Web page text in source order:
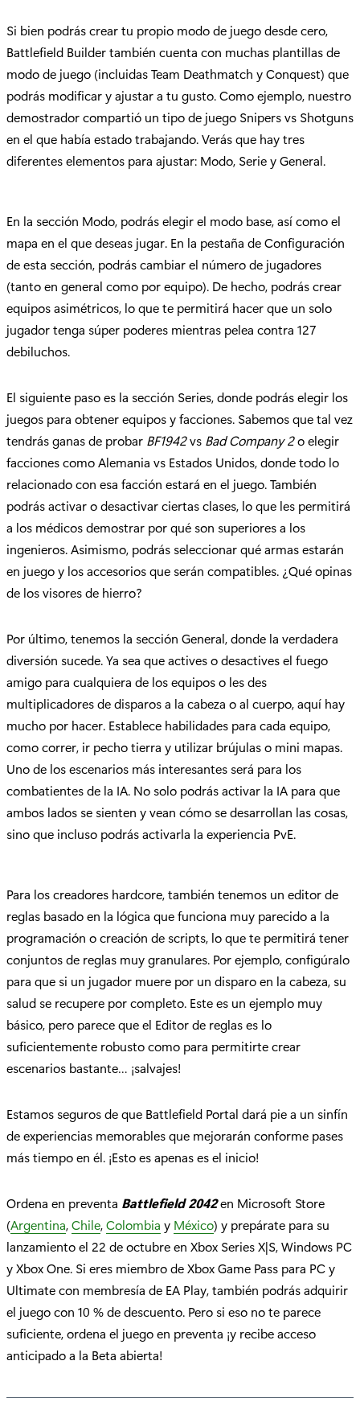
Si bien podrás crear tu propio modo de juego desde cero,
Battlefield Builder también cuenta con muchas plantillas de
modo de juego (incluidas Team Deathmatch y Conquest) que
podrás modificar y ajustar a tu gusto. Como ejemplo, nuestro
demostrador compartió un tipo de juego Snipers vs Shotguns
en el que había estado trabajando. Verás que hay tres
diferentes elementos para ajustar: Modo, Serie y General.
En la sección Modo, podrás elegir el modo base, así como el
mapa en el que deseas jugar. En la pestaña de Configuración
de esta sección, podrás cambiar el número de jugadores
(tanto en general como por equipo). De hecho, podrás crear
equipos asimétricos, lo que te permitirá hacer que un solo
jugador tenga súper poderes mientras pelea contra 127
debiluchos.
El siguiente paso es la sección Series, donde podrás elegir los
juegos para obtener equipos y facciones. Sabemos que tal vez
tendrás ganas de probar BF1942vs Bad Company 2o elegir
facciones como Alemania vs Estados Unidos, donde todo lo
relacionado con esa facción estará en el juego. También
podrás activar o desactivar ciertas clases, lo que les permitirá
a los médicos demostrar por qué son superiores a los
ingenieros. Asimismo, podrás seleccionar qué armas estarán
en juego y los accesorios que serán compatibles. ¿Qué opinas
de los visores de hierro?
Por último, tenemos la sección General, donde la verdadera
diversión sucede. Ya sea que actives o desactives el fuego
amigo para cualquiera de los equipos o les des
multiplicadores de disparos a la cabeza o al cuerpo, aquí hay
mucho por hacer. Establece habilidades para cada equipo,
como correr, ir pecho tierra y utilizar brújulas o mini mapas.
Uno de los escenarios más interesantes será para los
combatientes de la IA. No solo podrás activar la IA para que
ambos lados se sienten y vean cómo se desarrollan las cosas,
sino que incluso podrás activarla la experiencia PvE.
Para los creadores hardcore, también tenemos un editor de
reglas basado en la lógica que funciona muy parecido a la
programación o creación de scripts, lo que te permitirá tener
conjuntos de reglas muy granulares. Por ejemplo, configúralo
para que si un jugador muere por un disparo en la cabeza, su
salud se recupere por completo. Este es un ejemplo muy
básico, pero parece que el Editor de reglas es lo
suficientemente robusto como para permitirte crear
escenarios bastante… ¡salvajes!
Estamos seguros de que Battlefield Portal dará pie a un sinfín
de experiencias memorables que mejorarán conforme pases
más tiempo en él. ¡Esto es apenas es el inicio!
Ordena en preventa Battlefield 2042en Microsoft Store
(Argentina,Chile,Colombia y México) y prepárate para su
lanzamiento el 22 de octubre en Xbox Series X|S, Windows PC
y Xbox One. Si eres miembro de Xbox Game Pass para PC y
Ultimate con membresía de EA Play, también podrás adquirir
el juego con 10 % de descuento. Pero si eso no te parece
suficiente, ordena el juego en preventa ¡y recibe acceso
anticipado a la Beta abierta!